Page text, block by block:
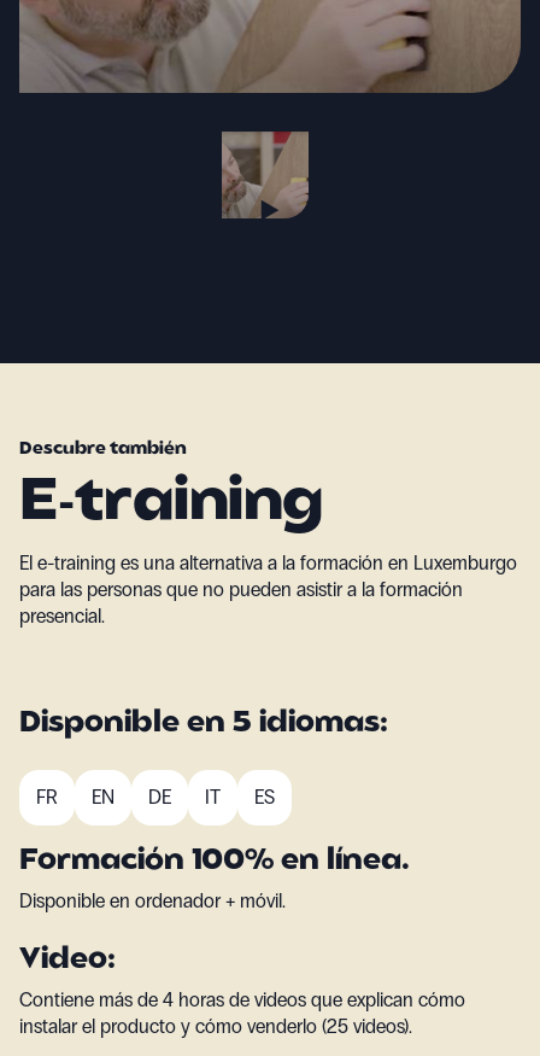
Descubre también
E-training
El e-training es una alternativa a la formación en Luxemburgo
para las personas que no pueden asistir a la formación
presencial.
Disponible en 5 idiomas:
FR EN DE IT ES
Formación 100% en línea.
Disponible en ordenador + móvil.
Video:
Contiene más de 4 horas de videos que explican cómo
instalar el producto y cómo venderlo (25 videos).